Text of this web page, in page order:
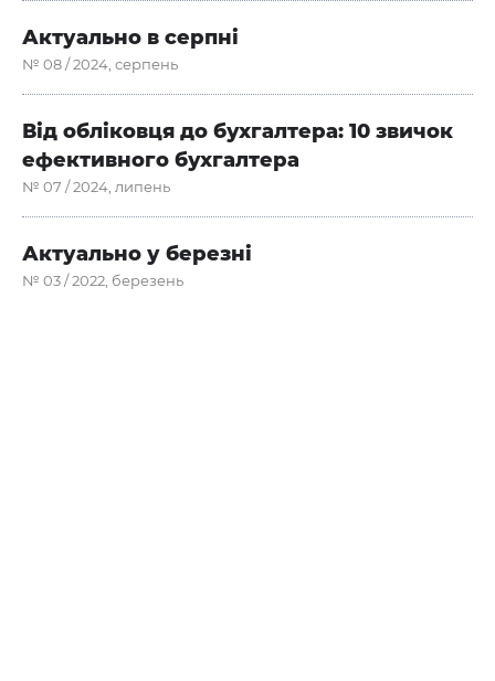
Актуально в серпні
№ 08 / 2024, серпень
Від обліковця до бухгалтера: 10 звичок
ефективного бухгалтера
№ 07 / 2024, липень
Актуально у березні
№ 03 / 2022, березень